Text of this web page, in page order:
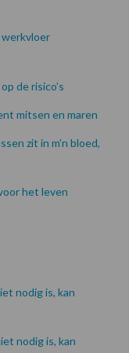
de risico’s
mitsen en maren
zit in m’n bloed,
het leven
nodig is, kan
nodig is, kan